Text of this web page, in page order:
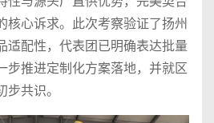
核心诉求。此次考察验证了扬州
适配性，代表团已明确表达批量
步推进定制化方案落地，并就区
共识。